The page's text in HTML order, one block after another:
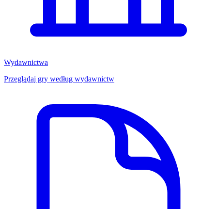
Wydawnictwa
Przeglądaj gry według wydawnictw